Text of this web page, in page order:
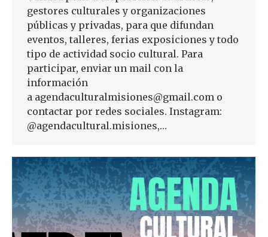
gestores culturales y organizaciones
públicas y privadas, para que difundan
eventos, talleres, ferias exposiciones y todo
tipo de actividad socio cultural. Para
participar, enviar un mail con la
información
a agendaculturalmisiones@gmail.com o
contactar por redes sociales. Instagram:
@agendacultural.misiones,…